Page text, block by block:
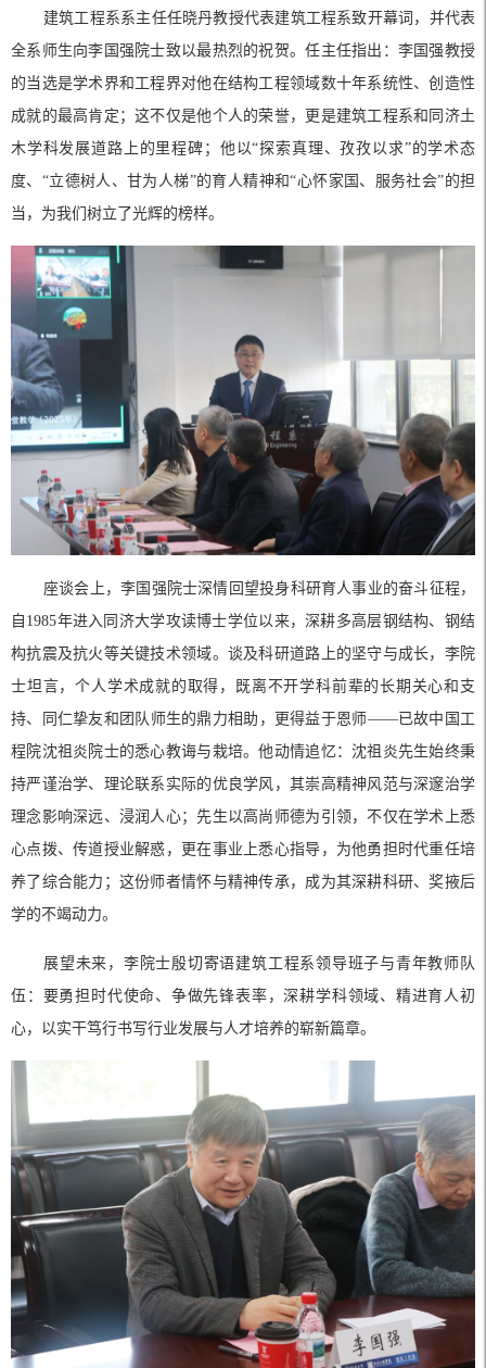
建筑工程系系主任任晓丹教授代表建筑工程系致开幕词，并代表
全系师生向李国强院士致以最热烈的祝贺。任主任指出：李国强教授
的当选是学术界和工程界对他在结构工程领域数十年系统性、创造性
成就的最高肯定；这不仅是他个人的荣誉，更是建筑工程系和同济土
木学科发展道路上的里程碑；他以“探索真理、孜孜以求”的学术态
度、“立德树人、甘为人梯”的育人精神和“心怀家国、服务社会”的担
当，为我们树立了光辉的榜样。
座谈会上，李国强院士深情回望投身科研育人事业的奋斗征程，
自1985年进入同济大学攻读博士学位以来，深耕多高层钢结构、钢结
构抗震及抗火等关键技术领域。谈及科研道路上的坚守与成长，李院
士坦言，个人学术成就的取得，既离不开学科前辈的长期关心和支
持、同仁挚友和团队师生的鼎力相助，更得益于恩师——已故中国工
程院沈祖炎院士的悉心教诲与栽培。他动情追忆：沈祖炎先生始终秉
持严谨治学、理论联系实际的优良学风，其崇高精神风范与深邃治学
理念影响深远、浸润人心；先生以高尚师德为引领，不仅在学术上悉
心点拨、传道授业解惑，更在事业上悉心指导，为他勇担时代重任培
养了综合能力；这份师者情怀与精神传承，成为其深耕科研、奖掖后
学的不竭动力。
展望未来，李院士殷切寄语建筑工程系领导班子与青年教师队
伍：要勇担时代使命、争做先锋表率，深耕学科领域、精进育人初
心，以实干笃行书写行业发展与人才培养的崭新篇章。